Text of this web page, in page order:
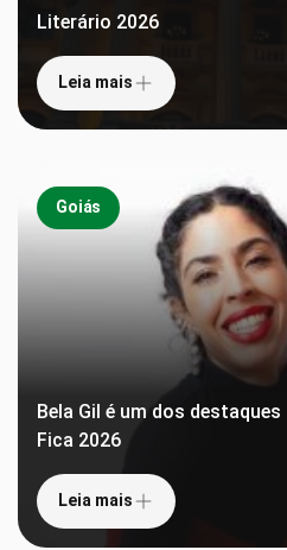
Literário 2026
Leia mais
Goiás
Bela Gil é um dos
Fica 2026
Leia mais